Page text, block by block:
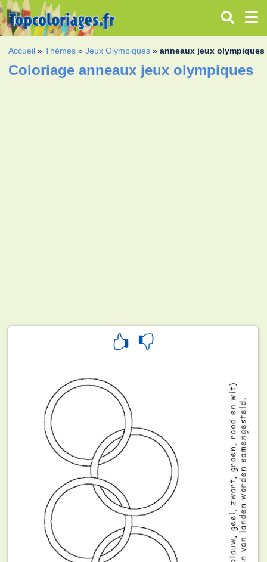
Accueil »Thèmes »Jeux Olympiques »anneaux jeux olympiques
Coloriage anneaux jeux olympiques